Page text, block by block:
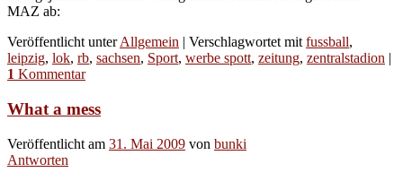
MAZ ab:
Veröffentlicht unter Allgemein | Verschlagwortet mit fussball,
leipzig, lok, rb, sachsen, Sport, werbe spott, zeitung, zentralstadion |
1 Kommentar
What a mess
Veröffentlicht am 31. Mai 2009 von bunki
Antworten